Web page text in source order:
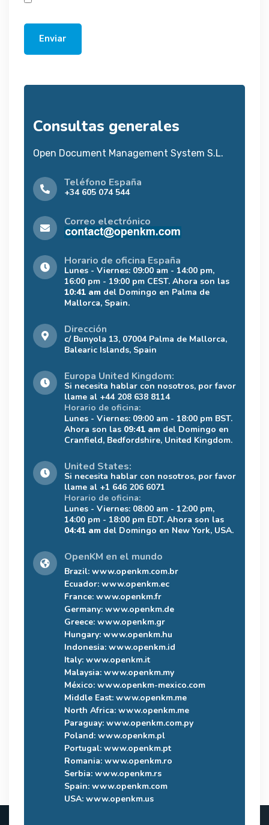
Enviar
Consultas generales
Open Document Management System S.L.
Teléfono España
+34 605 074 544
Correo electrónico
Horario de oficina España
Lunes - Viernes: 09:00 am - 14:00 pm,
16:00 pm - 19:00 pm CEST. Ahora son las
10:41 am del Domingo en Palma de
Mallorca, Spain.
Dirección
c/ Bunyola 13, 07004 Palma de Mallorca,
Balearic Islands, Spain
Europa United Kingdom:
Si necesita hablar con nosotros, por favor
llame al +44 208 638 8114
Horario de oficina:
Lunes - Viernes: 09:00 am - 18:00 pm BST.
Ahora son las 09:41 am del Domingo en
Cranfield, Bedfordshire, United Kingdom.
United States:
Si necesita hablar con nosotros, por favor
llame al +1 646 206 6071
Horario de oficina:
Lunes - Viernes: 08:00 am - 12:00 pm,
14:00 pm - 18:00 pm EDT. Ahora son las
04:41 am del Domingo en New York, USA.
OpenKM en el mundo
Brazil: www.openkm.com.br
Ecuador: www.openkm.ec
France: www.openkm.fr
Germany: www.openkm.de
Greece: www.openkm.gr
Hungary: www.openkm.hu
Indonesia: www.openkm.id
Italy: www.openkm.it
Malaysia: www.openkm.my
México: www.openkm-mexico.com
Middle East: www.openkm.me
North Africa: www.openkm.me
Paraguay: www.openkm.com.py
Poland: www.openkm.pl
Portugal: www.openkm.pt
Romania: www.openkm.ro
Serbia: www.openkm.rs
Spain: www.openkm.com
USA: www.openkm.us